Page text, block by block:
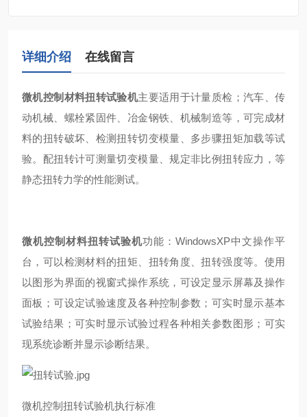
详细介绍 在线留言
微机控制材料扭转试验机主要适用于计量质检；汽车、传
动机械、螺栓紧固件、冶金钢铁、机械制造等，可完成材
料的扭转破坏、检测扭转切变模量、多步骤扭矩加载等试
验。配扭转计可测量切变模量、规定非比例扭转应力，等
静态扭转力学的性能测试。
微机控制材料扭转试验机功能：WindowsXP中文操作平
台，可以检测材料的扭矩、扭转角度、扭转强度等。使用
以图形为界面的视窗式操作系统，可设定显示屏幕及操作
面板；可设定试验速度及各种控制参数；可实时显示基本
试验结果；可实时显示试验过程各种相关参数图形；可实
现系统诊断并显示诊断结果。
微机控制扭转试验机执行标准